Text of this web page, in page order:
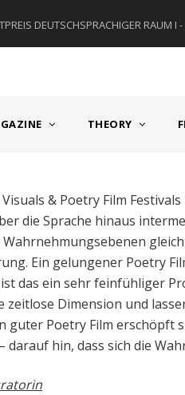
DEUTSCHSPRACHIGER RAUM I -
THEORY
& Poetry Film
die Sprache hinaus
Ein gelungener Poetry
das ein sehr feinfühliger
zeitlose Dimension und
guter Poetry Film erschöpft
darauf hin, dass sich die